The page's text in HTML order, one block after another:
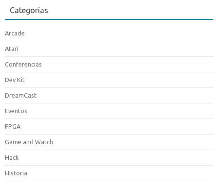
Categorías
Arcade
Atari
Conferencias
Dev Kit
DreamCast
Eventos
FPGA
Game and Watch
Hack
Historia